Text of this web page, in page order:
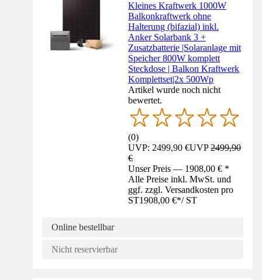
Kleines Kraftwerk 1000W
Balkonkraftwerk ohne
Halterung (bifazial) inkl.
Anker Solarbank 3 +
Zusatzbatterie |Solaranlage mit
Speicher 800W komplett
Steckdose | Balkon Kraftwerk
Komplettset|2x 500Wp
Artikel wurde noch nicht
bewertet.
(0)
UVP: 2499,90 €UVP2499,90
€
Unser Preis — 1908,00 € *
Alle Preise inkl. MwSt. und
ggf. zzgl. Versandkosten pro
ST1908,00 €*/ ST
Online bestellbar
Nicht reservierbar